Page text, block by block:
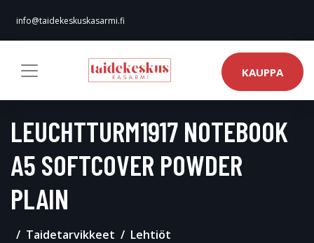
info@taidekeskuskasarmi.fi
KAUPPA
LEUCHTTURM1917 NOTEBOOK
A5 SOFTCOVER POWDER
PLAIN
Taidetarvikkeet Lehtiöt